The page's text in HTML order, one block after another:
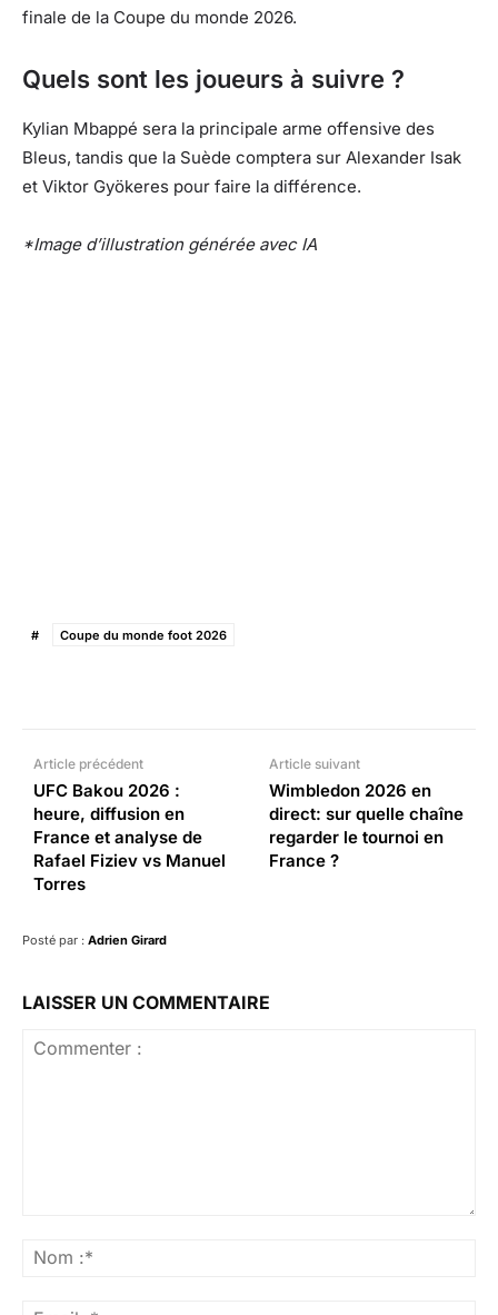
finale de la Coupe du monde 2026.
Quels sont les joueurs à suivre ?
Kylian Mbappé sera la principale arme offensive des
Bleus, tandis que la Suède comptera sur Alexander Isak
et Viktor Gyökeres pour faire la différence.
*Image d’illustration générée avec IA
# Coupe du monde foot 2026
Article précédent
UFC Bakou 2026 :
heure, diffusion en
France et analyse de
Rafael Fiziev vs Manuel
Torres
Article suivant
Wimbledon 2026 en
direct: sur quelle chaîne
regarder le tournoi en
France ?
Posté par : Adrien Girard
LAISSER UN COMMENTAIRE